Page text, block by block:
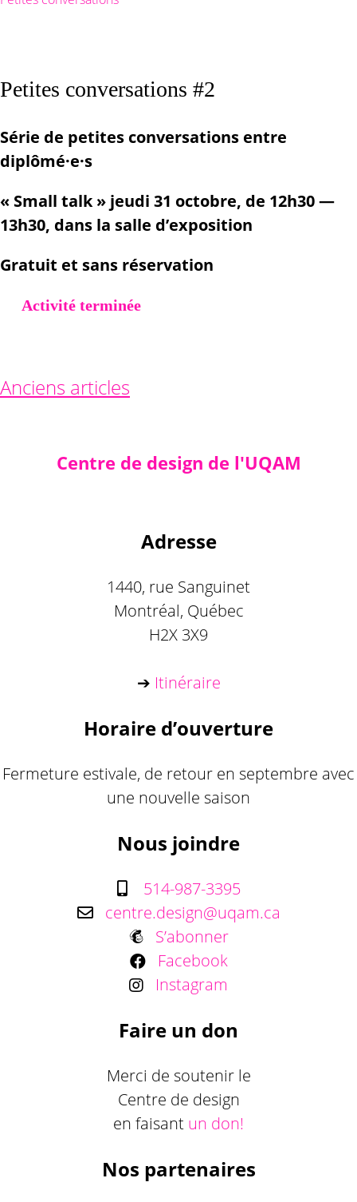
Petites conversations #2
Série de petites conversations entre
diplômé·e·s
« Small talk » jeudi 31 octobre, de 12h30 —
13h30, dans la salle d’exposition
Gratuit et sans réservation
Activité terminée
Navigation
Anciens articles
Centre de design de l'UQAM
Adresse
1440, rue Sanguinet
Montréal, Québec
H2X 3X9
➔ Itinéraire
Horaire d’ouverture
Fermeture estivale, de retour en septembre avec
une nouvelle saison
Nous joindre
514-987-3395
centre.design@uqam.ca
S’abonner
Facebook
Instagram
Faire un don
Merci de soutenir le
Centre de design
en faisant un don!
Nos partenaires